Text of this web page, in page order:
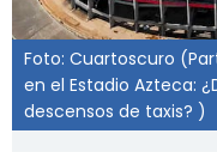
Foto: Cuartoscuro
en el Estadio Azteca:
descensos de taxis? )